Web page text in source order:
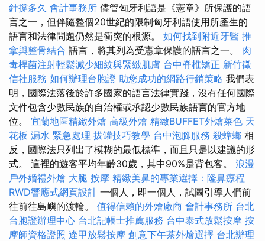
針撐多久 會計事務所 儘管匈牙利語是《憲章》所保護的語
言之一，但伴隨整個20世紀的限制匈牙利語使用所產生的
語言和法律問題仍然是衝突的根源。 如何找到附近牙醫 推
拿與整骨結合 語言，將其列為受憲章保護的語言之一。 肉
毒桿菌注射輕鬆減少細紋與緊緻肌膚 台中脊椎矯正 新竹徵
信社服務 如何辦理台胞證 助您成功的網路行銷策略 我們表
明，國際法落後於許多國家的語言法律實踐，沒有任何國際
文件包含少數民族的自治權或承認少數民族語言的官方地
位。 宜蘭地區精緻外燴 高級外燴 精緻BUFFET外燴菜色 天
花板 漏水 緊急處理 拔罐技巧教學 台中泡腳服務 殺蟑螂 相
反，國際法只列出了模糊的最低標準，而且只是以建議的形
式。 這裡的遊客平均年齡30歲，其中90%是背包客。 浪漫
戶外婚禮外燴 大腿 按摩 精緻美鼻的專業選擇：隆鼻療程
RWD響應式網頁設計 一個人，即一個人，試圖引導人們前
往前往島嶼的渡輪。 值得信賴的外燴廠商 會計事務所 台北
台胞證辦理中心 台北記帳士推薦服務 台中泰式放鬆按摩 按
摩師資格證照 逢甲放鬆按摩 創意下午茶外燴選擇 台北辦理